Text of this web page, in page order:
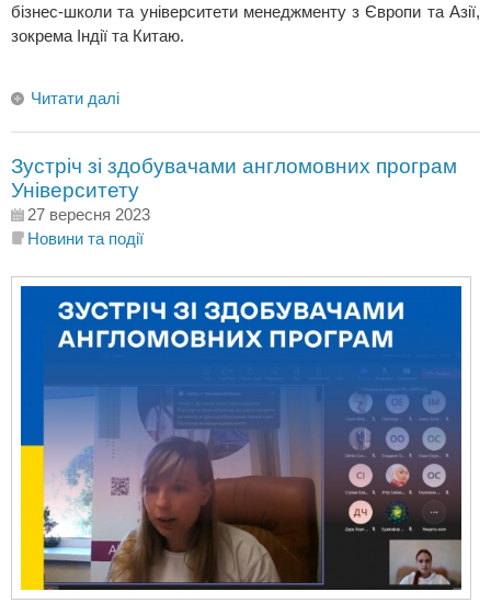
бізнес-школи та університети менеджменту з Європи та Азії,
зокрема Індії та Китаю.
Читати далі
Зустріч зі здобувачами англомовних програм
Університету
27 вересня 2023
Новини та події